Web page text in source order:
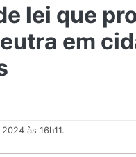
lei que
em
às 16h11.